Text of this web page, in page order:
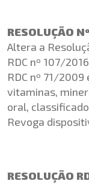
RESOLUÇÃO
Altera a
RDC nº 107/
RDC nº 71/
vitaminas,
oral,
Revoga
RESOLUÇÃO